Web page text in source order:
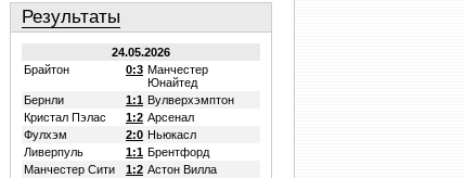
Результаты
24.05.2026
Брайтон
0:3 Манчестер
Юнайтед
Бернли
1:1 Вулверхэмптон
Кристал Пэлас
1:2 Арсенал
Фулхэм
2:0 Ньюкасл
Ливерпуль
1:1 Брентфорд
Манчестер Сити
1:2 Астон Вилла